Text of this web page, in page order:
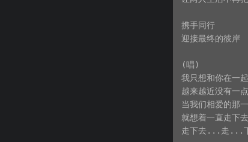
携手同行
迎接最终的彼岸
(唱)
我只想和你在一起
越来越近没有一
当我们相爱的那
就想着一直走下去